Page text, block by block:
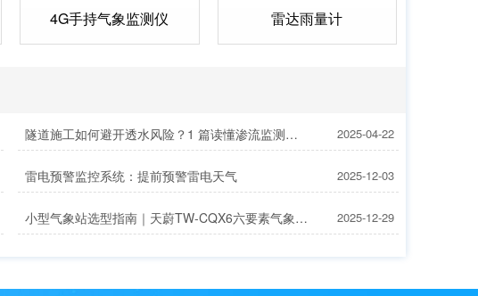
4G手持气象监测仪 雷达雨量计
隧道施工如何避开透水风险？1 篇读懂渗流监测站的布控策略！ 2025-04-22
雷电预警监控系统：提前预警雷电天气 2025-12-03
小型气象站选型指南｜天蔚TW-CQX6六要素气象站参数及优势解析 2025-12-29